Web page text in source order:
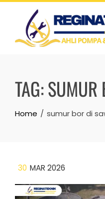
Skip
content
TAG:SUMUR
Home sumur bor di
30 MAR 2026